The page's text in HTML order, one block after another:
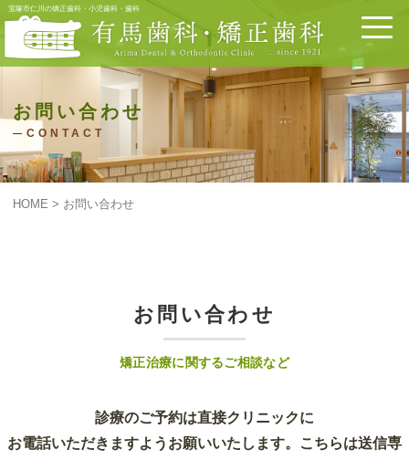
宝塚市仁川の矯正歯科・小児歯科・歯科
お問い合わせ
CONTACT
HOME > お問い合わせ
お問い合わせ
矯正治療に関するご相談など
診療のご予約は直接クリニックに
お電話いただきますようお願いいたします。こちらは送信専